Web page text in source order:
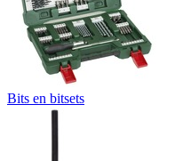
Bits en bitsets